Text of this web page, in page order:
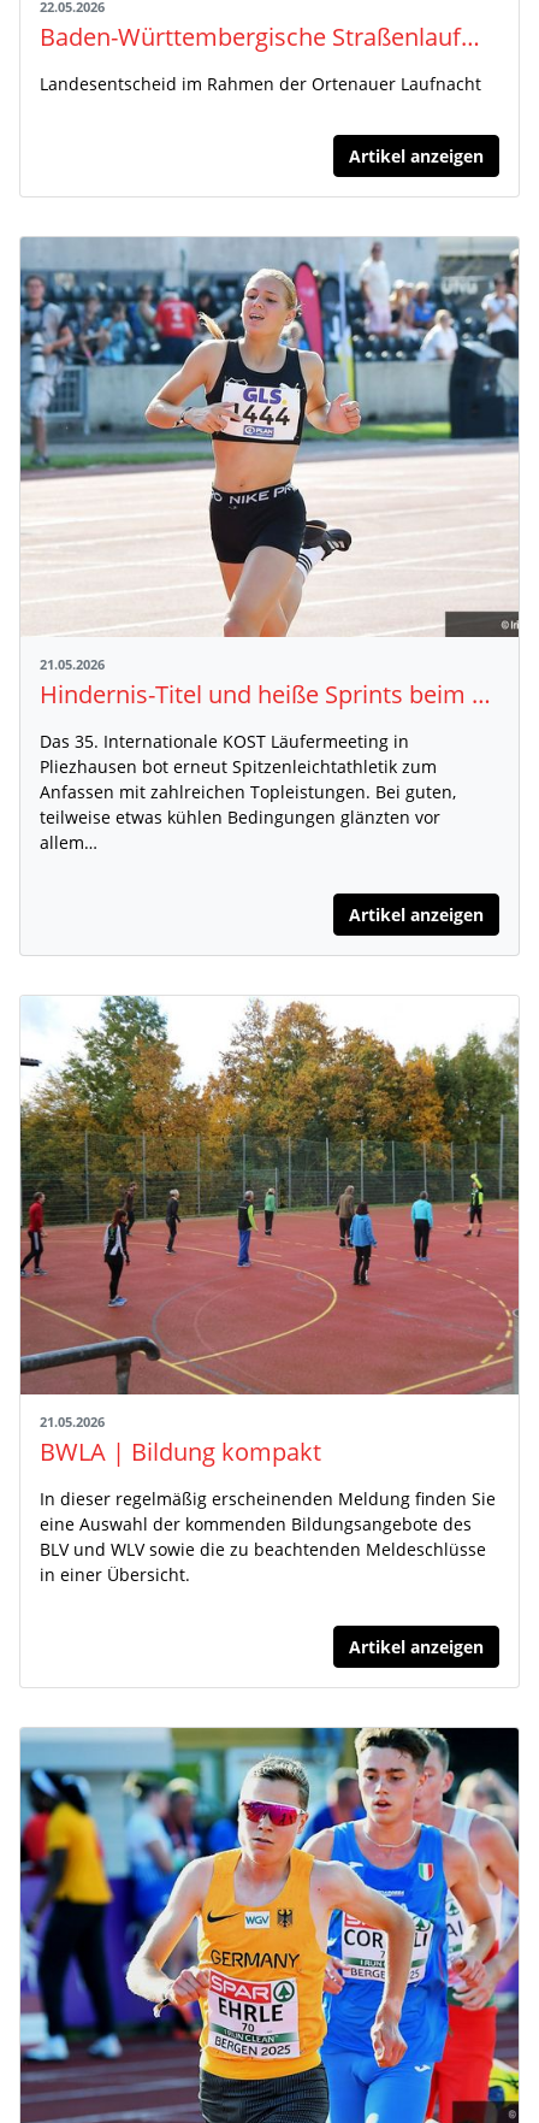
22.05.2026
Baden-Württembergische Straßenlaufmeisterschaften über 10 km in Willstätt
Landesentscheid im Rahmen der Ortenauer Laufnacht
Artikel anzeigen
21.05.2026
Hindernis-Titel und heiße Sprints beim KOST Läufermeeting Pliezhausen
Das 35. Internationale KOST Läufermeeting in
Pliezhausen bot erneut Spitzenleichtathletik zum
Anfassen mit zahlreichen Topleistungen. Bei guten,
teilweise etwas kühlen Bedingungen glänzten vor
allem…
Artikel anzeigen
21.05.2026
BWLA | Bildung kompakt
In dieser regelmäßig erscheinenden Meldung finden Sie
eine Auswahl der kommenden Bildungsangebote des
BLV und WLV sowie die zu beachtenden Meldeschlüsse
in einer Übersicht.
Artikel anzeigen